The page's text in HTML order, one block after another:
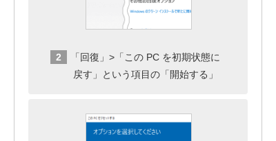
「回復」>「この PC を初期状態に
戻す」という項目の「開始する」